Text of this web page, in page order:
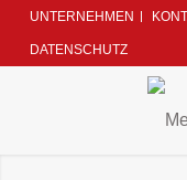
UNTERNEHMEN
DATENSCHUTZ